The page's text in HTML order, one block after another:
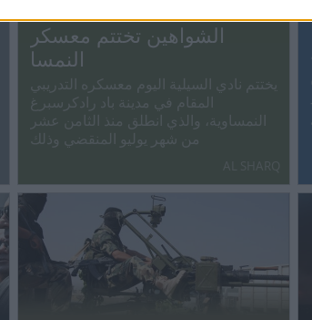
الشواهين تختتم معسكر
النمسا
يختتم نادي السيلية اليوم معسكره التدريبي
المقام في مدينة باد رادكرسبرغ
النمساوية، والذي انطلق منذ الثامن عشر
من شهر يوليو المنقضي وذلك
العلاقات بين